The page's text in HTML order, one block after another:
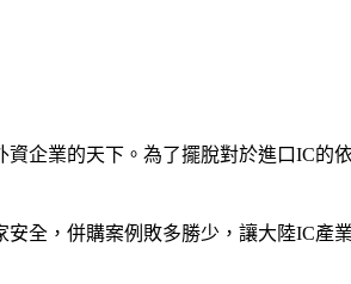
企業的天下。為了擺脫對於進口IC的
全，併購案例敗多勝少，讓大陸IC產